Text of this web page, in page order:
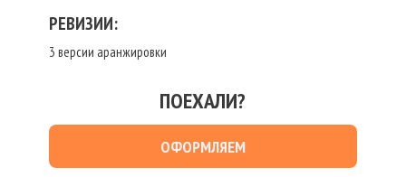
3 версии аранжировки
РЕВИЗИИ:
ПОЕХАЛИ?
ОФОРМЛЯЕМ